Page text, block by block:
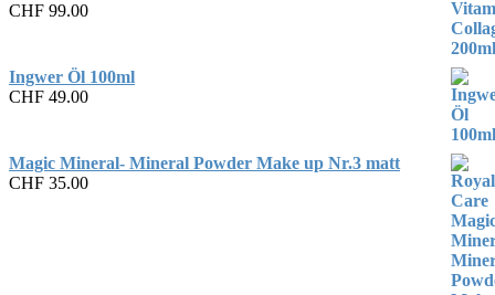
CHF 99.00
Ingwer Öl 100ml
CHF 49.00
Magic Mineral- Mineral Powder Make up Nr.3 matt
CHF 35.00